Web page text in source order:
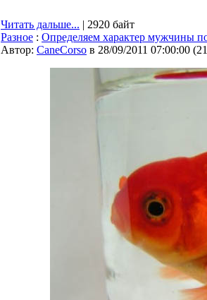
Читать дальше... | 2920 байт
Разное : Определяем характер мужчины
Автор: CaneCorso в 28/09/2011 07:00:00 (